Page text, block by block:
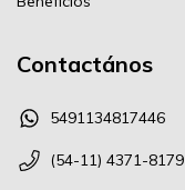
Contactános
5491134817446
(54-11) 4371-8179